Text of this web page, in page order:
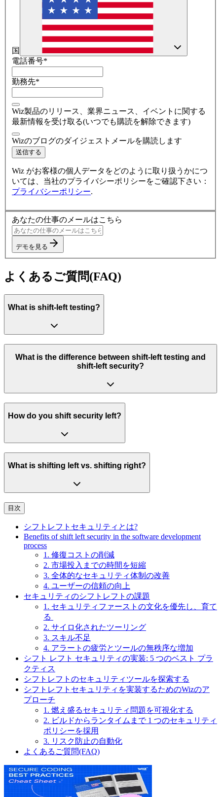
国
電話番号*
勤務先*
Wiz製品のリリース、業界ニュース、イベントに関する
最新情報を受け取る(いつでも購読を解除できます)
Wizのブログのダイジェストメールを購読します​
送信する
Wiz がお客様の個人データをどのように取り扱うかにつ
いては、当社のプライバシーポリシーをご確認下さい：
プライバシーポリシー.
あなたの仕事のメールはこちら
デモを見る
よくあるご質問(FAQ)
What is shift-left testing?
What is the difference between shift-left testing and
shift-left security?
How do you shift security left?
What is shifting left vs. shifting right?
目次
シフトレフトセキュリティとは?
Benefits of shift left security in the software development
process
1. 修復コストの削減
2. 市場投入までの時間を短縮
3. 全体的なセキュリティ体制の改善
4. ユーザーの信頼の向上
セキュリティのシフトレフトの課題
1. セキュリティファーストの文化を優先し、育て
る
2. サイロ化されたツーリング
3. スキル不足
4. アラートの疲労とツールの無秩序な増加
シフト レフト セキュリティの実装: 5 つのベスト プラ
クティス
シフトレフトのセキュリティツールを探索する
シフトレフトセキュリティを実装するためのWizのア
プローチ
1. 燃え盛るセキュリティ問題を可視化する
2. ビルドからランタイムまで 1 つのセキュリティ
ポリシーを採用
3. リスク防止の自動化
よくあるご質問(FAQ)